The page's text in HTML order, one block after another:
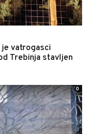
vatrogasci
Trebinja stavljen
0